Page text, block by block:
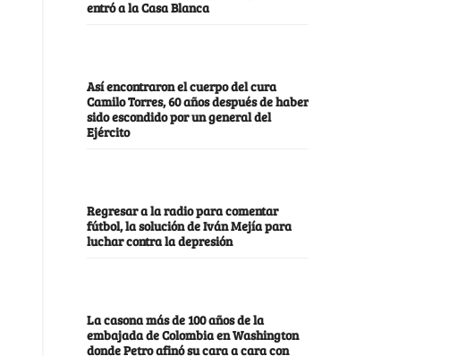
entró a la Casa Blanca
Así encontraron el cuerpo del cura
Camilo Torres, 60 años después de haber
sido escondido por un general del
Ejército
Regresar a la radio para comentar
fútbol, la solución de Iván Mejía para
luchar contra la depresión
La casona más de 100 años de la
embajada de Colombia en Washington
donde Petro afinó su cara a cara con